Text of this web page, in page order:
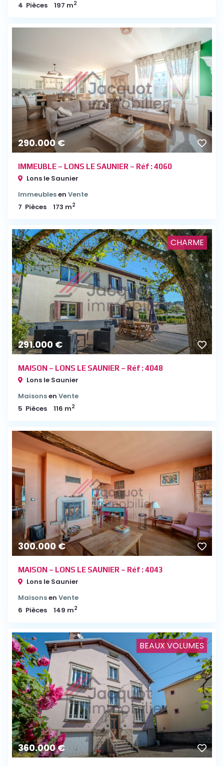
4 Pièces 197 m2
290.000 €
IMMEUBLE – LONS LE SAUNIER – Réf : 4060
Lons le Saunier
Immeublesen Vente
7 Pièces 173 m2
291.000 €
CHARME
MAISON – LONS LE SAUNIER – Réf : 4048
Lons le Saunier
Maisonsen Vente
5 Pièces 116 m2
300.000 €
MAISON – LONS LE SAUNIER – Réf : 4043
Lons le Saunier
Maisonsen Vente
6 Pièces 149 m2
360.000 €
BEAUX VOLUMES